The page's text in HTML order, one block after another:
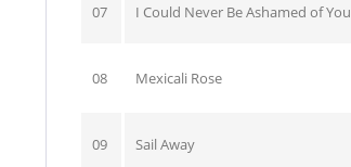
07 I Could Never Be Ashamed of You
08 Mexicali Rose
09 Sail Away